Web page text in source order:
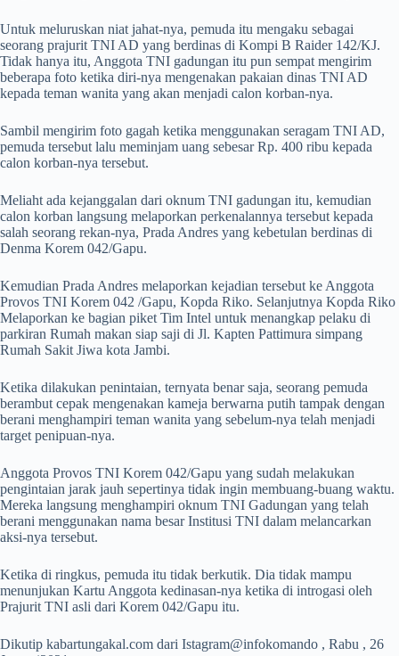
Untuk meluruskan niat jahat-nya, pemuda itu mengaku sebagai
seorang prajurit TNI AD yang berdinas di Kompi B Raider 142/KJ.
Tidak hanya itu, Anggota TNI gadungan itu pun sempat mengirim
beberapa foto ketika diri-nya mengenakan pakaian dinas TNI AD
kepada teman wanita yang akan menjadi calon korban-nya.
Sambil mengirim foto gagah ketika menggunakan seragam TNI AD,
pemuda tersebut lalu meminjam uang sebesar Rp. 400 ribu kepada
calon korban-nya tersebut.
Meliaht ada kejanggalan dari oknum TNI gadungan itu, kemudian
calon korban langsung melaporkan perkenalannya tersebut kepada
salah seorang rekan-nya, Prada Andres yang kebetulan berdinas di
Denma Korem 042/Gapu.
Kemudian Prada Andres melaporkan kejadian tersebut ke Anggota
Provos TNI Korem 042 /Gapu, Kopda Riko. Selanjutnya Kopda Riko
Melaporkan ke bagian piket Tim Intel untuk menangkap pelaku di
parkiran Rumah makan siap saji di Jl. Kapten Pattimura simpang
Rumah Sakit Jiwa kota Jambi.
Ketika dilakukan penintaian, ternyata benar saja, seorang pemuda
berambut cepak mengenakan kameja berwarna putih tampak dengan
berani menghampiri teman wanita yang sebelum-nya telah menjadi
target penipuan-nya.
Anggota Provos TNI Korem 042/Gapu yang sudah melakukan
pengintaian jarak jauh sepertinya tidak ingin membuang-buang waktu.
Mereka langsung menghampiri oknum TNI Gadungan yang telah
berani menggunakan nama besar Institusi TNI dalam melancarkan
aksi-nya tersebut.
Ketika di ringkus, pemuda itu tidak berkutik. Dia tidak mampu
menunjukan Kartu Anggota kedinasan-nya ketika di introgasi oleh
Prajurit TNI asli dari Korem 042/Gapu itu.
Dikutip kabartungakal.com dari Istagram@infokomando , Rabu , 26